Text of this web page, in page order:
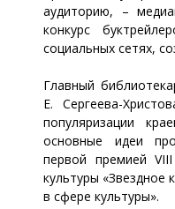
аудиторию, –
конкурс
социальных сетях,
Главный
Е. Сергеева-
популяризации
основные идеи
первой премией
культуры «Звездное
в сфере культуры».